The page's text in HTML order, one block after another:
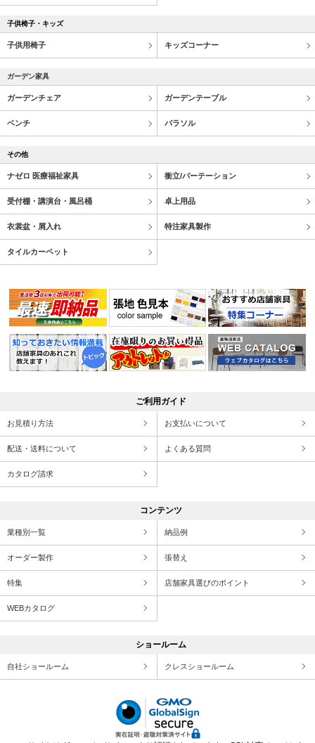
子供椅子・キッズ
子供用椅子 キッズコーナー
ガーデン家具
ガーデンチェア ガーデンテーブル
ベンチ パラソル
その他
ナゼロ 医療福祉家具 衝立/パーテーション
受付棚・講演台・風呂桶 卓上用品
衣裳盆・屑入れ 特注家具製作
タイルカーペット
ご利用ガイド
お見積り方法 お支払いについて
配送・送料について よくある質問
カタログ請求
コンテンツ
業種別一覧 納品例
オーダー製作 張替え
特集 店舗家具選びのポイント
WEBカタログ
ショールーム
自社ショールーム クレスショールーム